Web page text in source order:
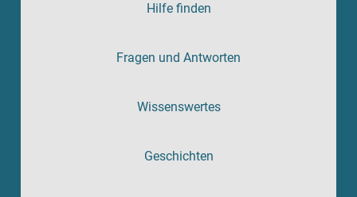
Hilfe finden
Fragen und Antworten
Wissenswertes
Geschichten